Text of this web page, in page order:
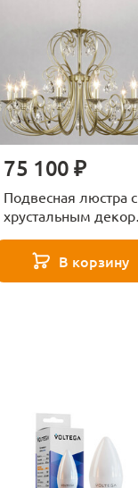
75 100 ₽
Подвесная люстра с
хрустальным
латунь
В корзину